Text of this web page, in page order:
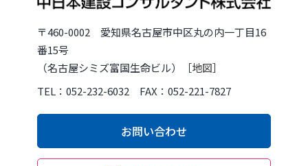
〒460-0002 愛知県名古屋市中区丸の内一丁目16
番15号
（名古屋シミズ富国生命ビル）［地図］
TEL：052-232-6032 FAX：052-221-7827
お問い合わせ